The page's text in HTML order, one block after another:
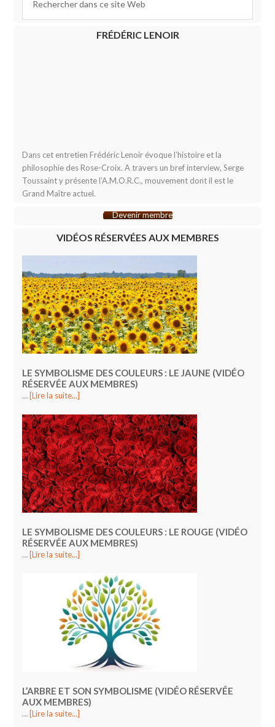
FRÉDÉRIC LENOIR
Dans cet entretien Frédéric Lenoir évoque l’histoire et la
philosophie des Rose-Croix. A travers un bref interview, Serge
Toussaint y présente l’A.M.O.R.C., mouvement dont il est le
Grand Maître actuel.
Devenir membre
VIDÉOS RÉSERVÉES AUX MEMBRES
LE SYMBOLISME DES COULEURS : LE JAUNE (VIDÉO
RÉSERVÉE AUX MEMBRES)
… [Lire la suite...]
LE SYMBOLISME DES COULEURS : LE ROUGE (VIDÉO
RÉSERVÉE AUX MEMBRES)
… [Lire la suite...]
L’ARBRE ET SON SYMBOLISME (VIDÉO RÉSERVÉE
AUX MEMBRES)
… [Lire la suite...]